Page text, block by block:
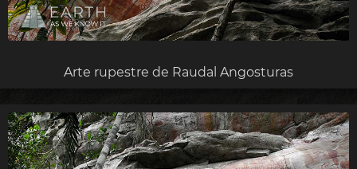
Arte rupestre de Raudal Angosturas